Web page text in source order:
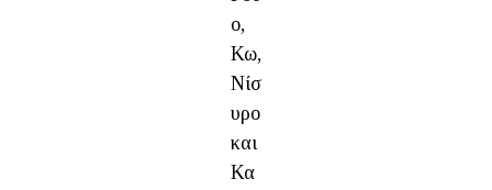
ο,
Κω,
Νίσ
υρο
και
Κα